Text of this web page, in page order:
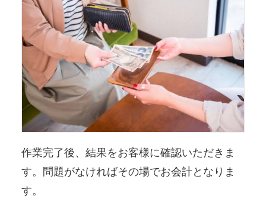
作業完了後、結果をお客様に確認いただきま
す。問題がなければその場でお会計となりま
す。